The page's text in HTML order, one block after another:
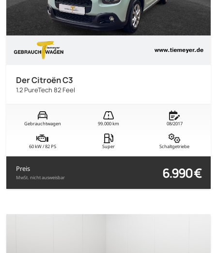
Der Citroën C3
1.2 PureTech 82 Feel
Gebrauchtwagen 99.000 km 08/2017
60 kW / 82 PS Super Schaltgetriebe
Preis
MwSt. nicht ausweisbar 6.990 €